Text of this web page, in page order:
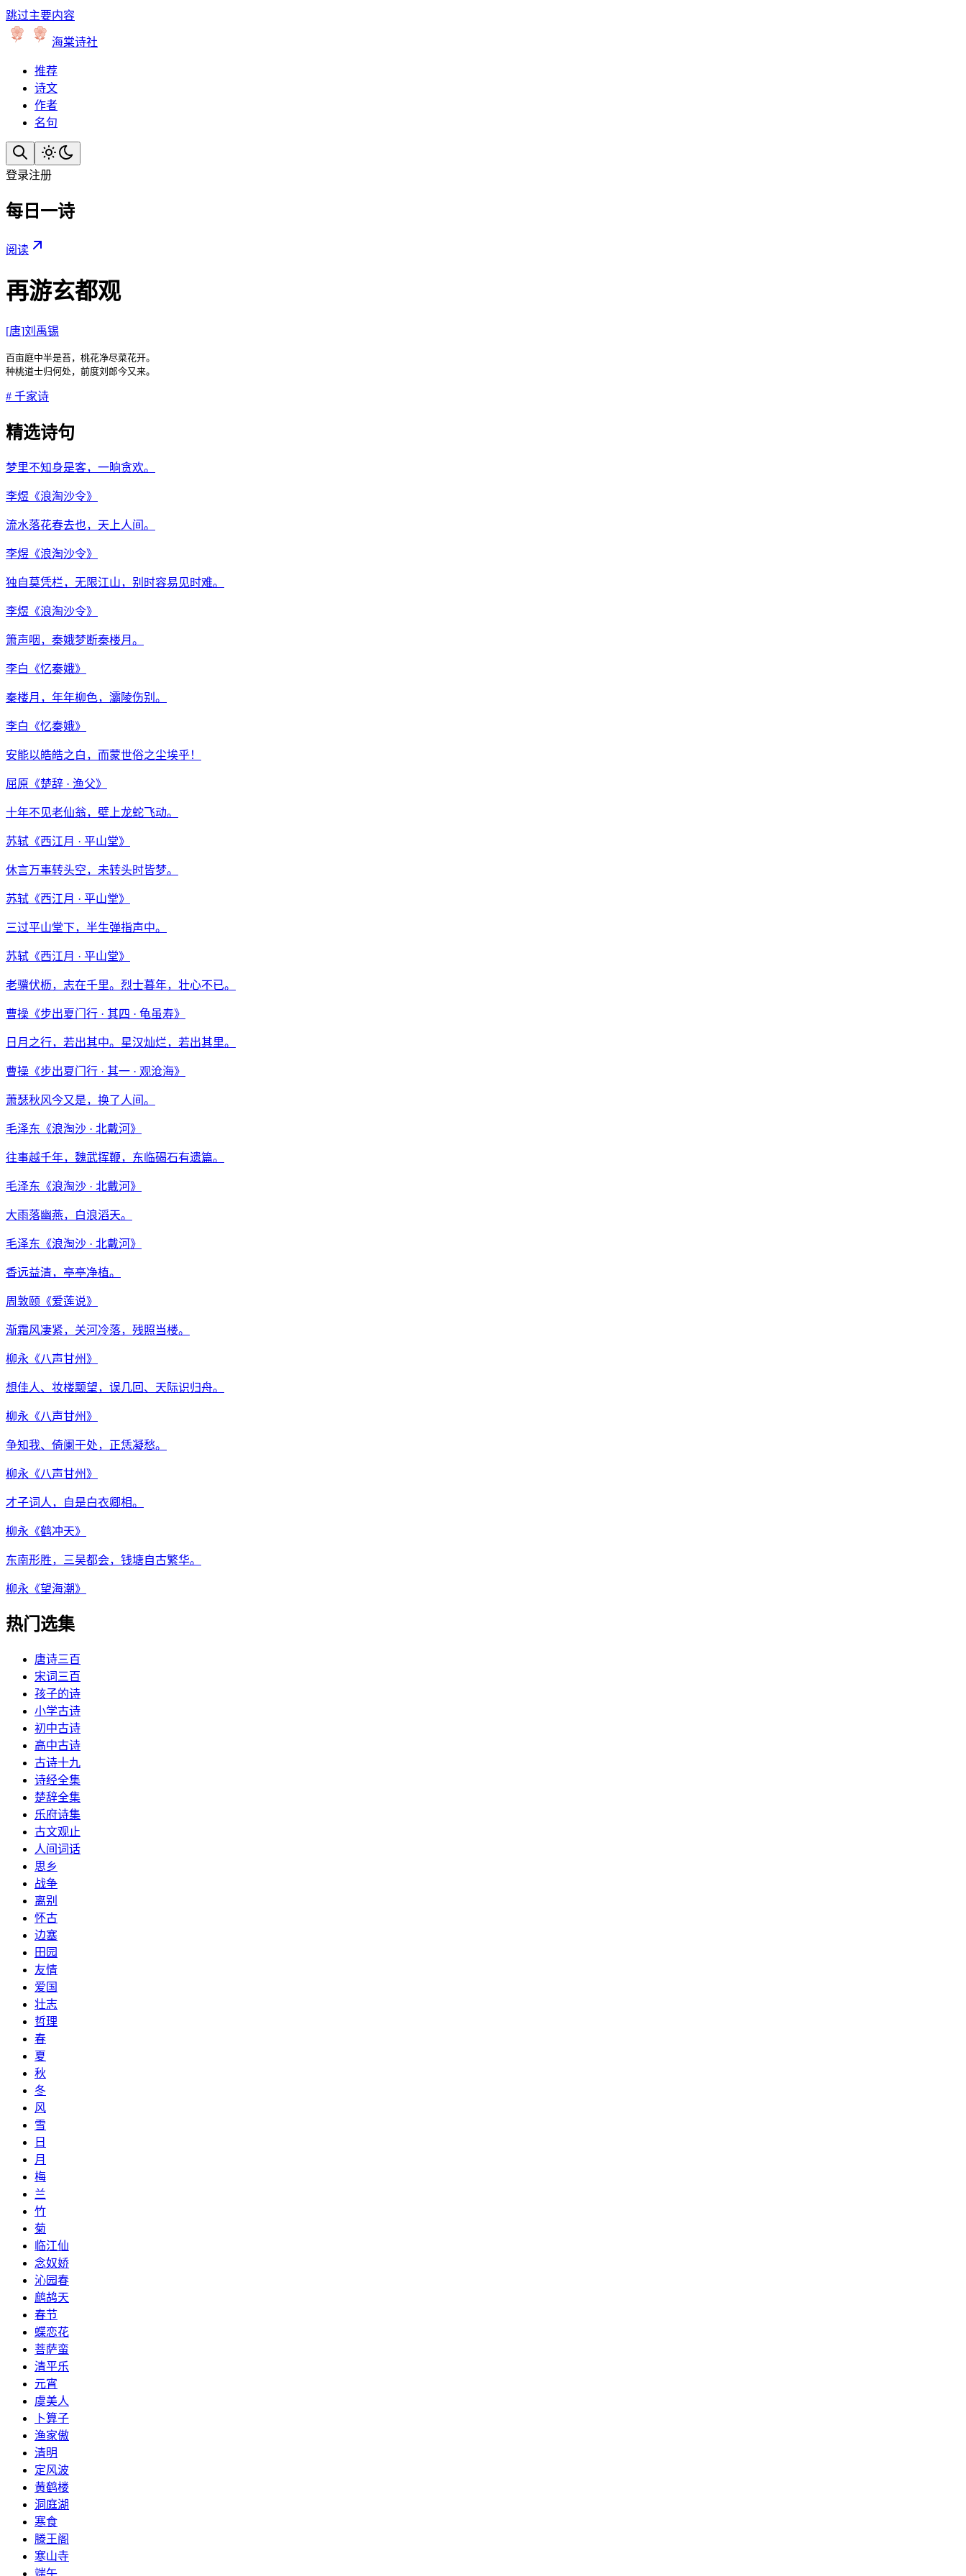
跳过主要内容
海棠诗社
推荐
诗文
作者
名句
登录注册
每日一诗
阅读
再游玄都观
[唐]刘禹锡
百亩庭中半是苔，桃花净尽菜花开。
种桃道士归何处，前度刘郎今又来。
# 千家诗
精选诗句
梦里不知身是客，一晌贪欢。
李煜 《浪淘沙令》
流水落花春去也，天上人间。
李煜 《浪淘沙令》
独自莫凭栏，无限江山，别时容易见时难。
李煜 《浪淘沙令》
箫声咽，秦娥梦断秦楼月。
李白 《忆秦娥》
秦楼月，年年柳色，灞陵伤别。
李白 《忆秦娥》
安能以皓皓之白，而蒙世俗之尘埃乎！
屈原 《楚辞 · 渔父》
十年不见老仙翁，壁上龙蛇飞动。
苏轼 《西江月 · 平山堂》
休言万事转头空，未转头时皆梦。
苏轼 《西江月 · 平山堂》
三过平山堂下，半生弹指声中。
苏轼 《西江月 · 平山堂》
老骥伏枥，志在千里。烈士暮年，壮心不已。
曹操 《步出夏门行 · 其四 · 龟虽寿》
日月之行，若出其中。星汉灿烂，若出其里。
曹操 《步出夏门行 · 其一 · 观沧海》
萧瑟秋风今又是，换了人间。
毛泽东 《浪淘沙 · 北戴河》
往事越千年，魏武挥鞭，东临碣石有遗篇。
毛泽东 《浪淘沙 · 北戴河》
大雨落幽燕，白浪滔天。
毛泽东 《浪淘沙 · 北戴河》
香远益清，亭亭净植。
周敦颐 《爱莲说》
渐霜风凄紧，关河冷落，残照当楼。
柳永 《八声甘州 》
想佳人、妆楼颙望，误几回、天际识归舟。
柳永 《八声甘州 》
争知我、倚阑干处，正恁凝愁。
柳永 《八声甘州 》
才子词人，自是白衣卿相。
柳永 《鹤冲天》
东南形胜，三吴都会，钱塘自古繁华。
柳永 《望海潮》
热门选集
唐诗三百
宋词三百
孩子的诗
小学古诗
初中古诗
高中古诗
古诗十九
诗经全集
楚辞全集
乐府诗集
古文观止
人间词话
思乡
战争
离别
怀古
边塞
田园
友情
爱国
壮志
哲理
春
夏
秋
冬
风
雪
日
月
梅
兰
竹
菊
临江仙
念奴娇
沁园春
鹧鸪天
春节
蝶恋花
菩萨蛮
清平乐
元宵
虞美人
卜算子
渔家傲
清明
定风波
黄鹤楼
洞庭湖
寒食
滕王阁
寒山寺